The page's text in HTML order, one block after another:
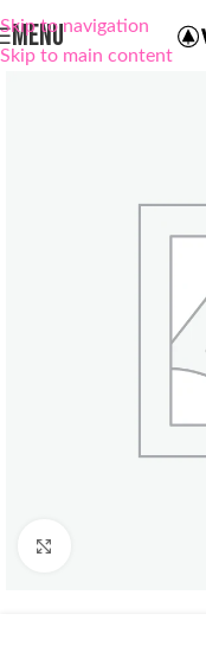
Skip to navigation
Skip to main content
MENU